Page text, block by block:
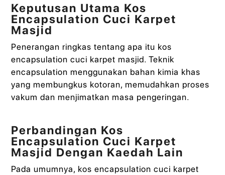
Keputusan Utama Kos
Encapsulation Cuci Karpet
Masjid
Penerangan ringkas tentang apa itu kos
encapsulation cuci karpet masjid. Teknik
encapsulation menggunakan bahan kimia khas
yang membungkus kotoran, memudahkan proses
vakum dan menjimatkan masa pengeringan.
Perbandingan Kos
Encapsulation Cuci Karpet
Masjid Dengan Kaedah Lain
Pada umumnya, kos encapsulation cuci karpet